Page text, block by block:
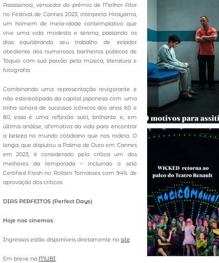
Assassinos), vencedor do prêmio de Melhor Ator
no Festival de Cannes 2023, interpreta Hirayama,
um homem de meia-idade contemplativo que
vive uma vida modesta e serena, passando os
dias equilibrando seu trabalho de zelador
obediente dos numerosos banheiros públicos de
Tóquio com sua paixão pela música, literatura e
fotografia.
Combinando uma representação revigorante e
não estereotipada da capital japonesa com uma
trilha sonora de sucessos icônicos dos anos 60 e
80, essa é uma reflexão sutil, brilhante e, em
última análise, afirmativa da vida para encontrar
a beleza no mundo cotidiano que nos rodeia. O
longa, que disputou a Palma de Ouro em Cannes
em 2023, é considerado pela crítica um dos
melhores da temporada – incluindo o selo
Certified Fresh no Rotten Tomatoes com 94% de
aprovação dos críticos.
DIAS PERFEITOS (Perfect Days)
Hoje nos cinemas
Ingressos estão disponíveis diretamente no site
Em breve na MUBI